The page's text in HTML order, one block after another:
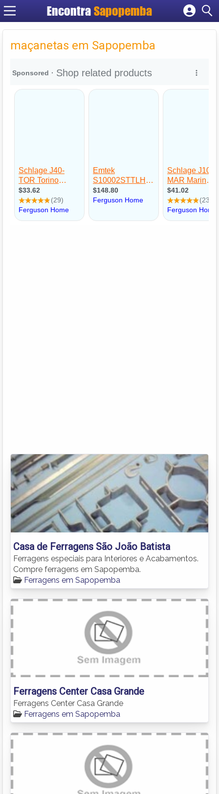
Encontra Sapopemba
Cadastrar empresa
Criar conta
maçanetas em Sapopemba
Casa de Ferragens São João Batista
Ferragens especiais para Interiores e Acabamentos.
Compre ferragens em Sapopemba.
Ferragens em Sapopemba
Ferragens Center Casa Grande
Ferragens Center Casa Grande
Ferragens em Sapopemba